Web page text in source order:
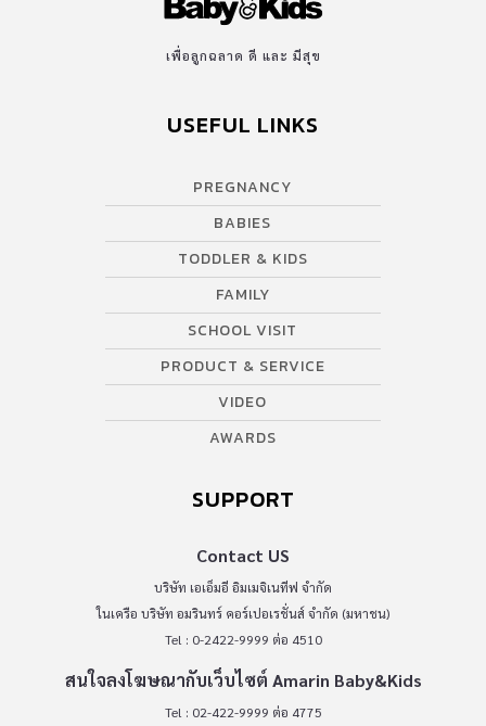
เพื่อลูกฉลาด ดี และ มีสุข
USEFUL LINKS
PREGNANCY
BABIES
TODDLER & KIDS
FAMILY
SCHOOL VISIT
PRODUCT & SERVICE
VIDEO
AWARDS
SUPPORT
Contact US
บริษัท เอเอ็มอี อิมเมจิเนทีฟ จำกัด
ในเครือ บริษัท อมรินทร์ คอร์เปอเรชั่นส์ จำกัด (มหาชน)
Tel : 0-2422-9999 ต่อ 4510
สนใจลงโฆษณากับเว็บไซต์ Amarin Baby&Kids
Tel : 02-422-9999 ต่อ 4775